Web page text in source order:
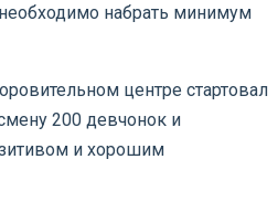
набрать минимум
центре стартовал
200 девчонок и
и хорошим